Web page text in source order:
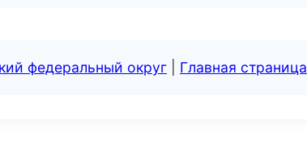
федеральный округ Главная страница